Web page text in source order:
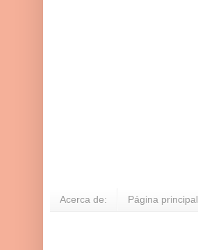
Acerca de: Página principal